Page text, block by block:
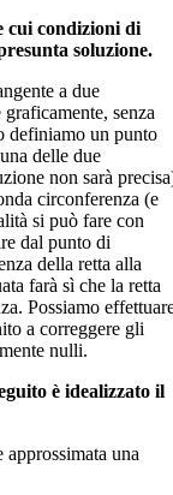
cui condizioni di
soluzione.
a due
senza
definiamo un punto
delle due
non sarà
circonferenza (e
si può fare con
dal punto di
della retta alla
farà sì che la retta
Possiamo
a correggere gli
nulli.
è idealizzato il
una